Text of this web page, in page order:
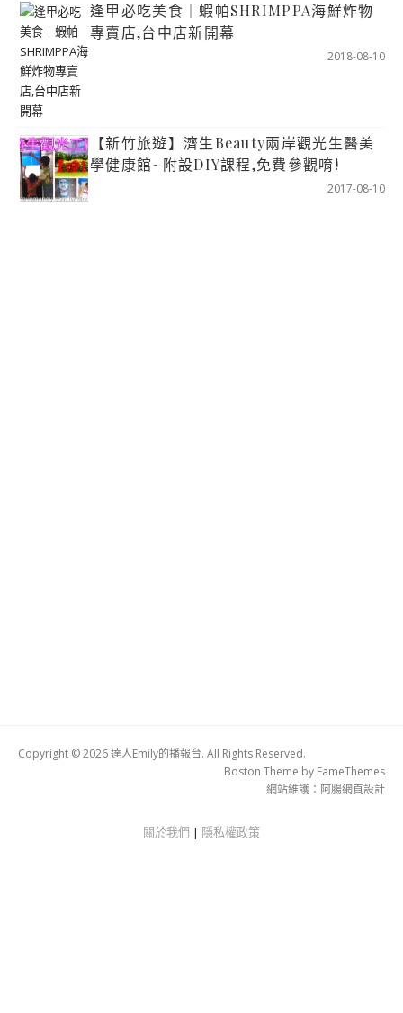
逢甲必吃美食｜蝦帕SHRIMPPA海鮮炸物
專賣店,台中店新開幕
2018-08-10
【新竹旅遊】濟生Beauty兩岸觀光生醫美
學健康館~附設DIY課程,免費參觀唷!
2017-08-10
Copyright © 2026 達人Emily的播報台. All Rights Reserved.
Boston Theme by FameThemes
網站維護： 阿腸網頁設計
關於我們 | 隱私權政策